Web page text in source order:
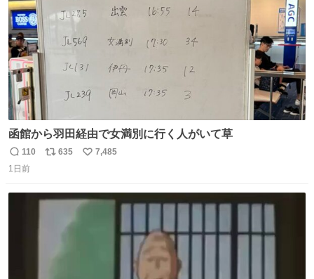
函館から羽田経由で女満別に行く人がいて草
返
信
110
リ
ト
635
い
数
7,485
1日前